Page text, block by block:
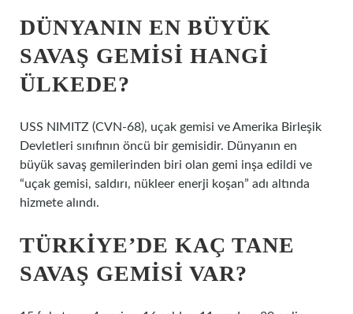
DÜNYANIN EN BÜYÜK
SAVAŞ GEMISI HANGI
ÜLKEDE?
USS NIMITZ (CVN-68), uçak gemisi ve Amerika Birleşik
Devletleri sınıfının öncü bir gemisidir. Dünyanın en
büyük savaş gemilerinden biri olan gemi inşa edildi ve
“uçak gemisi, saldırı, nükleer enerji koşan” adı altında
hizmete alındı.
TÜRKIYE’DE KAÇ TANE
SAVAŞ GEMISI VAR?